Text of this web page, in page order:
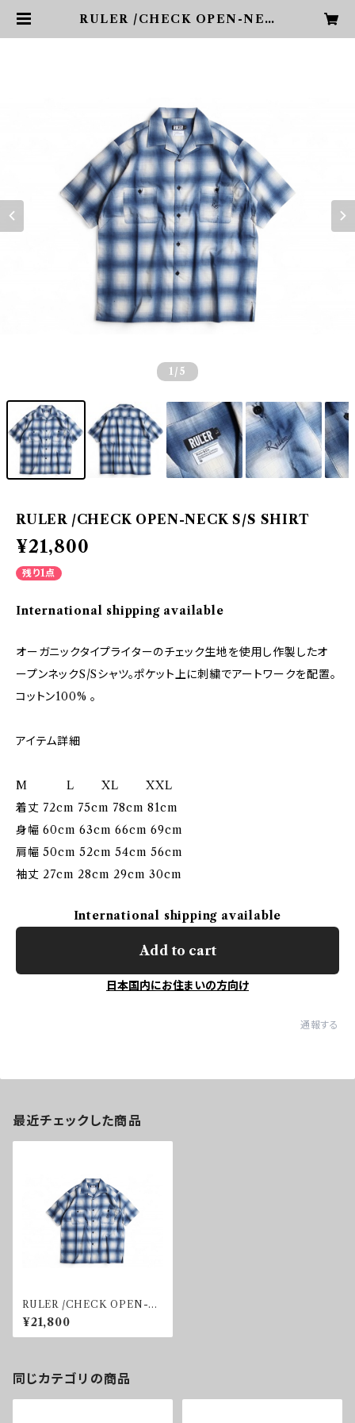
RULER /CHECK OPEN-NEC
1 /5
RULER /CHECK OPEN-NECK S/S SHIRT
¥21,800
残り1点
International shipping available
オーガニックタイプライターのチェック生地を使用し作製したオ
ープンネックS/Sシャツ。ポケット上に刺繍でアートワークを配置。
コットン100% 。
アイテム詳細
M L XL XXL
着丈 72cm 75cm 78cm 81cm
身幅 60cm 63cm 66cm 69cm
肩幅 50cm 52cm 54cm 56cm
袖丈 27cm 28cm 29cm 30cm
International shipping available
Add to cart
日本国内にお住まいの方向け
通報する
最近チェックした商品
RULER /CHECK OPEN-N
ECK S/S SHIRT
¥21,800
同じカテゴリの商品